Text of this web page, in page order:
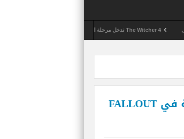
The Witcher 4 تدخل مرحلة الإنتاج الكامل
ATOMS اسم عملة المشتريات الداخلية في FALLOUT